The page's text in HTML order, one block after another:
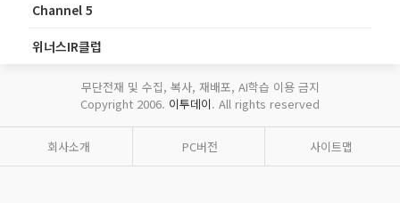
Channel 5
위너스IR클럽
무단전재 및 수집, 복사, 재배포, AI학습 이용 금지
Copyright 2006. 이투데이. All rights reserved
회사소개 PC버전 사이트맵